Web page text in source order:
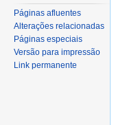
Páginas afluentes
Alterações relacionadas
Páginas especiais
Versão para impressão
Link permanente